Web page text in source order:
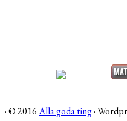
·© 2016Alla goda ting·